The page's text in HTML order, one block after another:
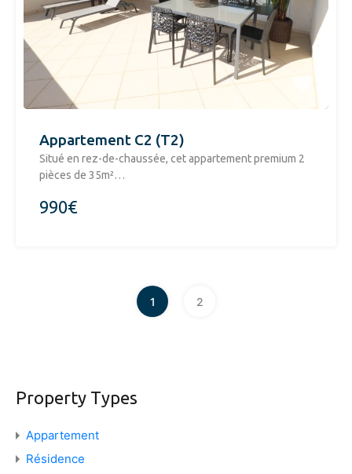
Appartement C2 (T2)
Situé en rez-de-chaussée, cet appartement premium 2
pièces de 35m²…
990€
1 2
Property Types
Appartement
Résidence